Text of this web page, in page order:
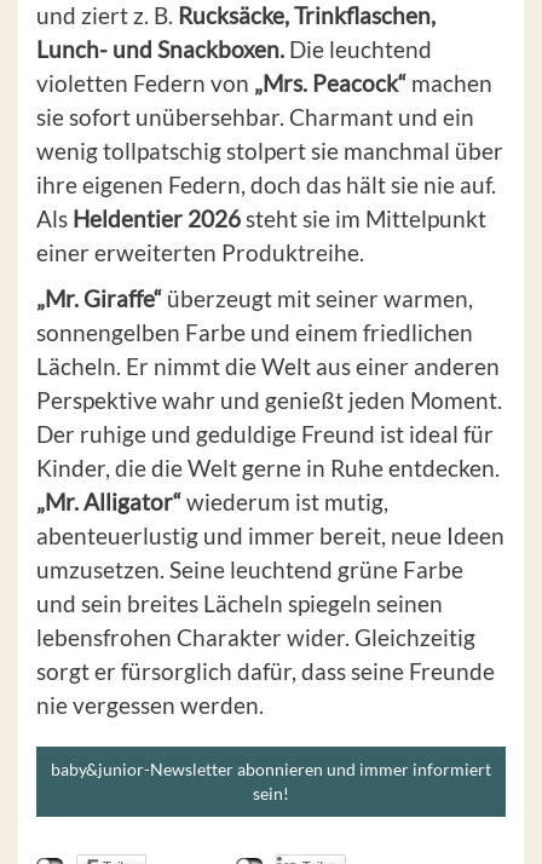
und ziert z. B. Rucksäcke, Trinkflaschen,
Lunch- und Snackboxen. Die leuchtend
violetten Federn von „Mrs. Peacock“ machen
sie sofort unübersehbar. Charmant und ein
wenig tollpatschig stolpert sie manchmal über
ihre eigenen Federn, doch das hält sie nie auf.
Als Heldentier 2026steht sie im Mittelpunkt
einer erweiterten Produktreihe.
„Mr. Giraffe“ überzeugt mit seiner warmen,
sonnengelben Farbe und einem friedlichen
Lächeln. Er nimmt die Welt aus einer anderen
Perspektive wahr und genießt jeden Moment.
Der ruhige und geduldige Freund ist ideal für
Kinder, die die Welt gerne in Ruhe entdecken.
„Mr. Alligator“wiederum ist mutig,
abenteuerlustig und immer bereit, neue Ideen
umzusetzen. Seine leuchtend grüne Farbe
und sein breites Lächeln spiegeln seinen
lebensfrohen Charakter wider. Gleichzeitig
sorgt er fürsorglich dafür, dass seine Freunde
nie vergessen werden.
baby&junior-Newsletter abonnieren und immer informiert
sein!